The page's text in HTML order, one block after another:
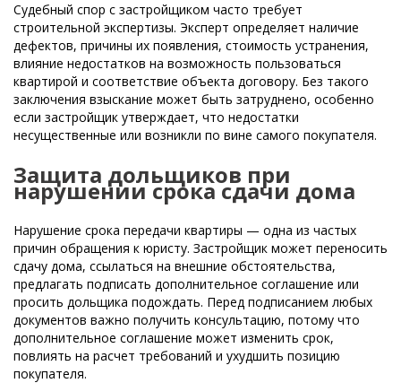
Судебный спор с застройщиком часто требует
строительной экспертизы. Эксперт определяет наличие
дефектов, причины их появления, стоимость устранения,
влияние недостатков на возможность пользоваться
квартирой и соответствие объекта договору. Без такого
заключения взыскание может быть затруднено, особенно
если застройщик утверждает, что недостатки
несущественные или возникли по вине самого покупателя.
Защита дольщиков при
нарушении срока сдачи дома
Нарушение срока передачи квартиры — одна из частых
причин обращения к юристу. Застройщик может переносить
сдачу дома, ссылаться на внешние обстоятельства,
предлагать подписать дополнительное соглашение или
просить дольщика подождать. Перед подписанием любых
документов важно получить консультацию, потому что
дополнительное соглашение может изменить срок,
повлиять на расчет требований и ухудшить позицию
покупателя.